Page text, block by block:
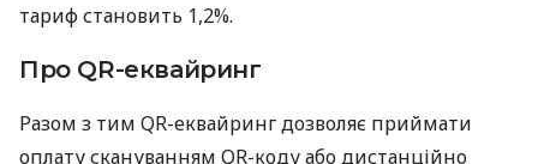
тариф становить 1,2%.
Про QR-еквайринг
Разом з тим QR-еквайринг дозволяє приймати
оплату скануванням QR-коду або дистанційно